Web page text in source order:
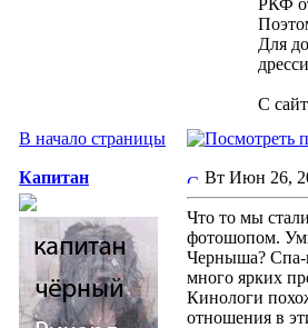
РКФ
Для
С
В начало страницы
Капитан Вт Июн 26,
Что то мы
фотошопом.
Черныша? Спа-
много ярких
Кинологи
отношения в